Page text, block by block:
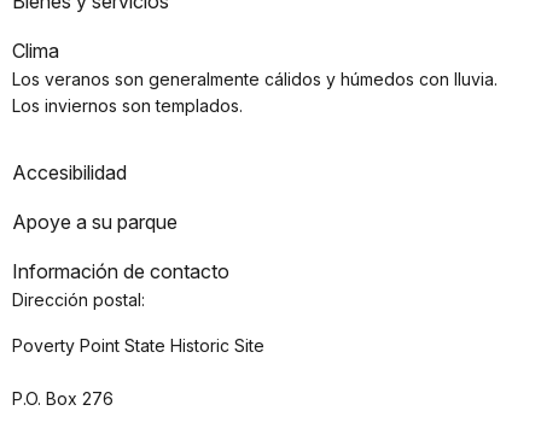
Clima
Los veranos son generalmente cálidos y húmedos con lluvia.
Los inviernos son templados.
Accesibilidad
Apoye a su parque
Información de contacto
Dirección postal:
Poverty Point State Historic Site
P.O. Box 276